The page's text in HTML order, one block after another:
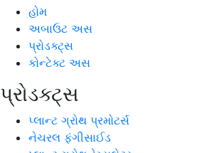
હોમ
અબાઉટ અસ
પ્રોડક્ટ્સ
કોન્ટેક્ટ અસ
પ્રોડક્ટ્સ
પ્લાન્ટ ગ્રોથ પ્રમોટર્સ
નેચરલ ફંગીસાઈડ